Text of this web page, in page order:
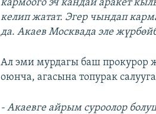
кармоого эч кандай аракет
келип жатат. Эгер чындап
да. Акаев Москвада эле
Ал эми мурдагы баш
оюнча, агасына топурак
- Акаевге айрым суроолор